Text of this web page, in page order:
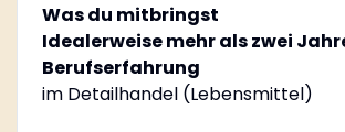
Was du mitbringst
Idealerweise mehr als zwei
Berufserfahrung
im Detailhandel (Lebensmittel)